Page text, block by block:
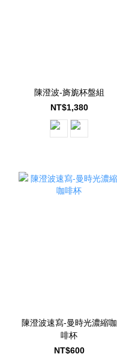
陳澄波-旖旎杯盤組
NT$1,380
陳澄波速寫-曼時光濃縮咖
啡杯
NT$600